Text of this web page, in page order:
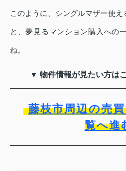
このように、シングルマザー使
と、夢見るマンション購入への
ね。
▼ 物件情報が見たい方は
藤枝市周辺の売
覧へ進